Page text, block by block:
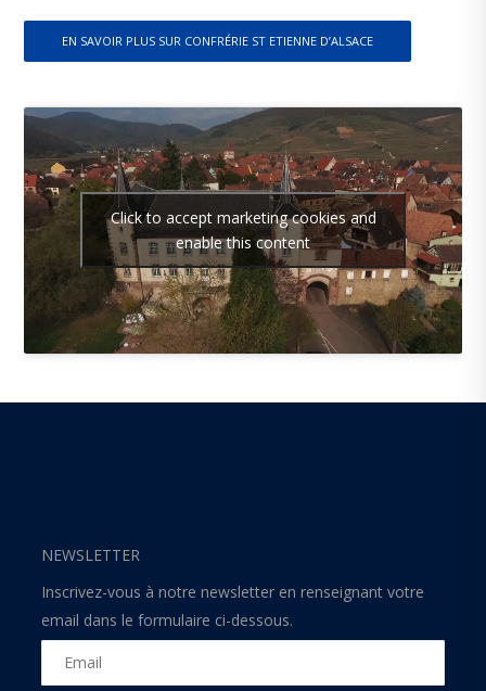
EN SAVOIR PLUS SUR CONFRÉRIE ST ETIENNE D’ALSACE
Click to accept marketing cookies and
enable this content
NEWSLETTER
Inscrivez-vous à notre newsletter en renseignant votre
email dans le formulaire ci-dessous.